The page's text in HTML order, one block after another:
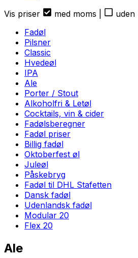
Vis priser
med moms
uden
Fadøl
Pilsner
Classic
Hvedeøl
IPA
Ale
Porter / Stout
Alkoholfri & Letøl
Cocktails, vin & cider
Fadølsberegner
Fadøl priser
Billig fadøl
Oktoberfest øl
Juleøl
Påskebryg
Fadøl til DHL Stafetten
Dansk fadøl
Udenlandsk fadøl
Modular 20
Flex 20
Ale